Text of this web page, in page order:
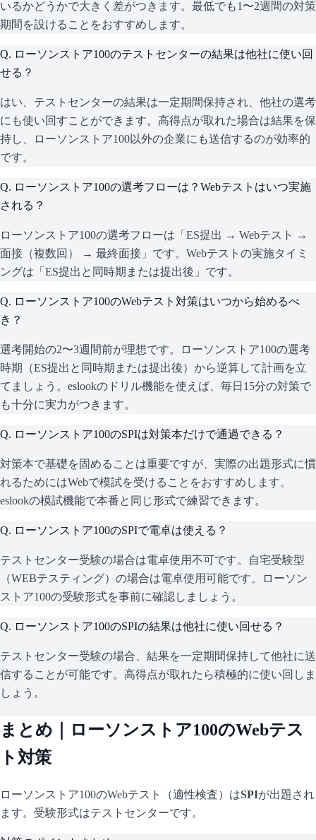
いるかどうかで大きく差がつきます。最低でも1〜2週間の対策
期間を設けることをおすすめします。
Q. ローソンストア100のテストセンターの結果は他社に使い回
せる？
はい、テストセンターの結果は一定期間保持され、他社の選考
にも使い回すことができます。高得点が取れた場合は結果を保
持し、ローソンストア100以外の企業にも送信するのが効率的
です。
Q. ローソンストア100の選考フローは？Webテストはいつ実施
される？
ローソンストア100の選考フローは「ES提出 → Webテスト →
面接（複数回） → 最終面接」です。Webテストの実施タイミ
ングは「ES提出と同時期または提出後」です。
Q. ローソンストア100のWebテスト対策はいつから始めるべ
き？
選考開始の2〜3週間前が理想です。ローソンストア100の選考
時期（ES提出と同時期または提出後）から逆算して計画を立
てましょう。eslookのドリル機能を使えば、毎日15分の対策で
も十分に実力がつきます。
Q. ローソンストア100のSPIは対策本だけで通過できる？
対策本で基礎を固めることは重要ですが、実際の出題形式に慣
れるためにはWebで模試を受けることをおすすめします。
eslookの模試機能で本番と同じ形式で練習できます。
Q. ローソンストア100のSPIで電卓は使える？
テストセンター受験の場合は電卓使用不可です。自宅受験型
（WEBテスティング）の場合は電卓使用可能です。ローソン
ストア100の受験形式を事前に確認しましょう。
Q. ローソンストア100のSPIの結果は他社に使い回せる？
テストセンター受験の場合、結果を一定期間保持して他社に送
信することが可能です。高得点が取れたら積極的に使い回しま
しょう。
まとめ｜ ローソンストア100のWebテス
ト対策
ローソンストア100のWebテスト（適性検査）はSPIが出題され
ます。 受験形式はテストセンターです。